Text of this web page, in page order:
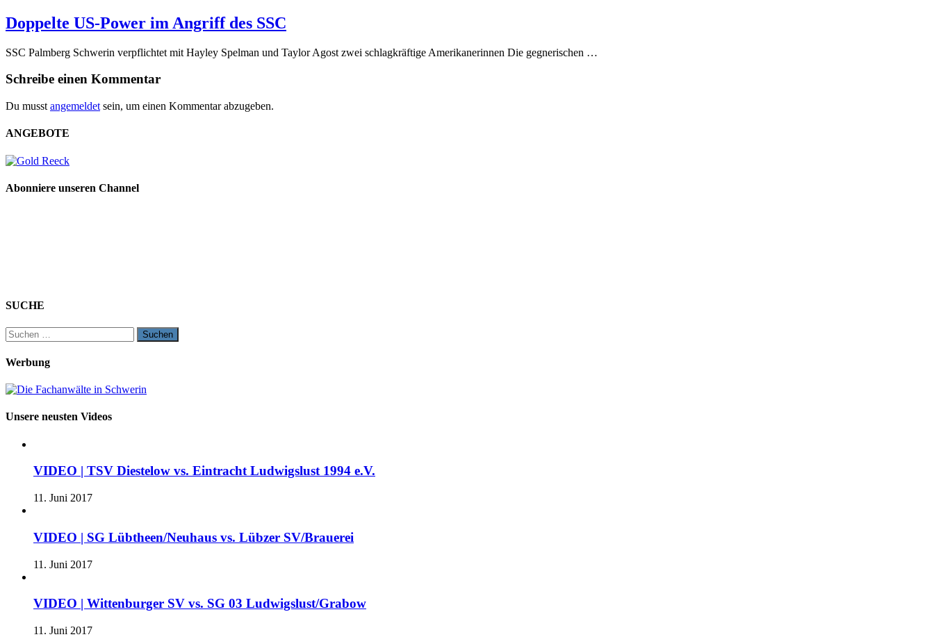
Doppelte US-Power im Angriff des SSC
SSC Palmberg Schwerin verpflichtet mit Hayley Spelman und Taylor Agost zwei schlagkräftige Amerikanerinnen Die gegnerischen …
Schreibe einen Kommentar
Du musst angemeldet sein, um einen Kommentar abzugeben.
ANGEBOTE
Abonniere unseren Channel
SUCHE
Suchen
nach:
Werbung
Unsere neusten Videos
VIDEO | TSV Diestelow vs. Eintracht Ludwigslust 1994 e.V.
11. Juni 2017
VIDEO | SG Lübtheen/Neuhaus vs. Lübzer SV/Brauerei
11. Juni 2017
VIDEO | Wittenburger SV vs. SG 03 Ludwigslust/Grabow
11. Juni 2017